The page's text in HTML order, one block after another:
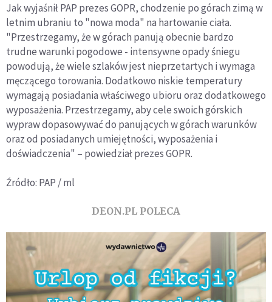
Jak wyjaśnił PAP prezes GOPR, chodzenie po górach zimą w
letnim ubraniu to "nowa moda" na hartowanie ciała.
"Przestrzegamy, że w górach panują obecnie bardzo
trudne warunki pogodowe - intensywne opady śniegu
powodują, że wiele szlaków jest nieprzetartych i wymaga
męczącego torowania. Dodatkowo niskie temperatury
wymagają posiadania właściwego ubioru oraz dodatkowego
wyposażenia. Przestrzegamy, aby cele swoich górskich
wypraw dopasowywać do panujących w górach warunków
oraz od posiadanych umiejętności, wyposażenia i
doświadczenia" – powiedział prezes GOPR.
Źródło: PAP / ml
DEON.PL POLECA